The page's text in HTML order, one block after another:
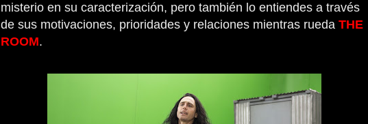
misterio en su caracterización, pero también lo entiendes a través
de sus motivaciones, prioridades y relaciones mientras rueda THE
ROOM.